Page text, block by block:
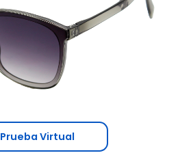
Prueba Virtual